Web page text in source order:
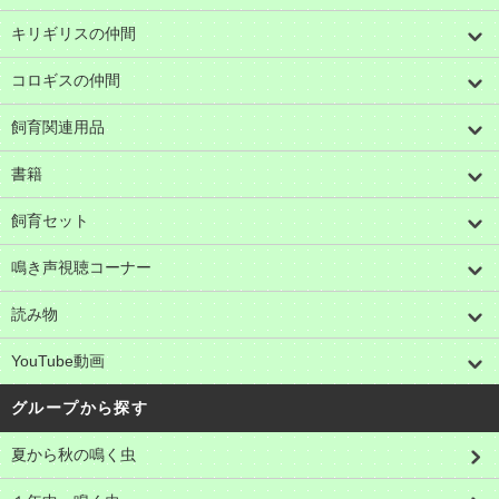
キリギリスの仲間
コロギスの仲間
飼育関連用品
書籍
飼育セット
鳴き声視聴コーナー
読み物
YouTube動画
グループから探す
夏から秋の鳴く虫